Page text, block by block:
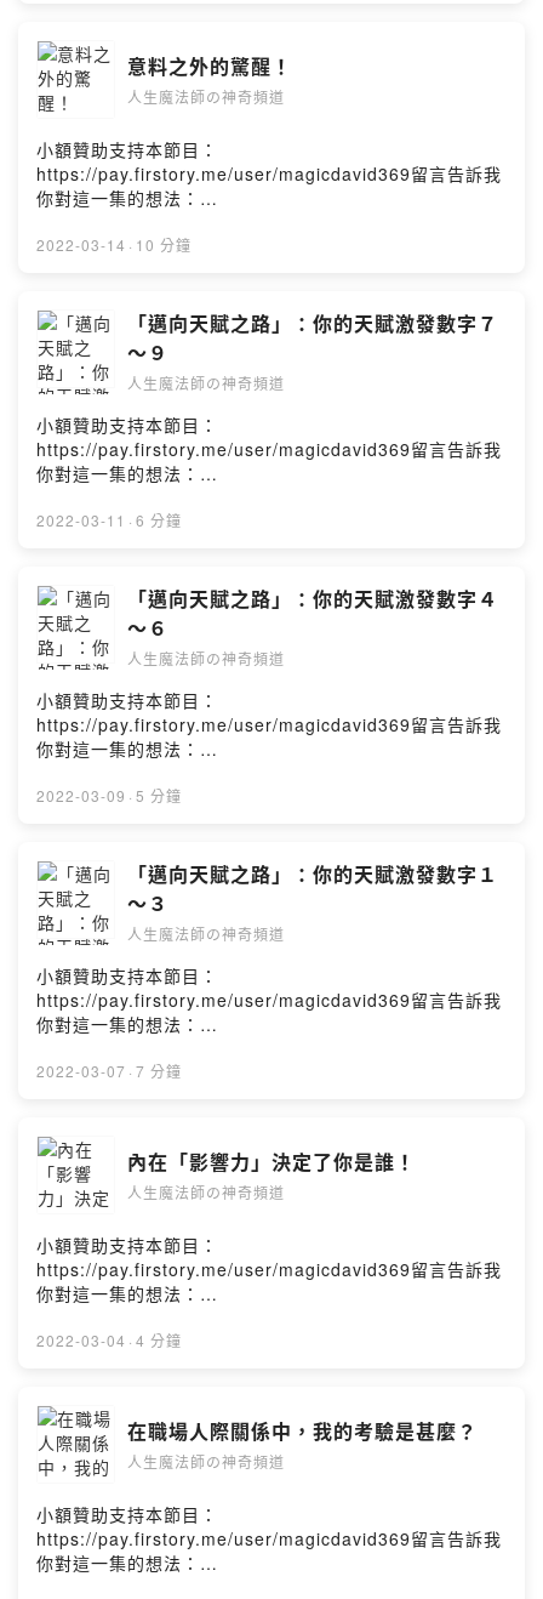
妙！
甚麼時候會播出呢？
第二季將在２０２２年的２月７星期一起改為每周一、三、五晚上播出，
歡迎下載、分享與學習喔！
如果您想要了解甚麼樣的生活困擾話題，或是關於個性的數字議題等等，
都歡迎留言給我，感謝您的參與在本頻道一起成長！
＞＞歡迎給我們回饋與交流＜＜
＊【掌舵人生 創富DNA學院】 – 「個人成長、創業轉型」諮商、教練、
培訓等教育服務：https://fortunelifedna.wordpress.com
＊加入【人生魔法師の網路學校】LINE專屬社群：
＊聯絡信箱： choudavid56@gmail.com
支持與贊助DAVID喔！「人生魔法師の神奇頻道」在每周
一、三、五的晚上七點後都可以聽到我的聲音，我們下次
節目見！Powered by Firstory Hosting
架構的整合＃影響力磁力中心：定位、信念錨定＃影響力
策略布局：行銷企劃～「從生活到商業模式的平衡」＃影
響力擴展循環：信任＞＞向心力（群聚力）＞＞品牌總結
力！」下集節目： 商業與行銷的修煉之旅「一個簡單的小
小改變，你我都可以做到的，奇蹟就是展現在每個行動之
中！」如果您覺得這集節目對你有幫助，歡迎分享給一位
請大家訂閱、下載及分享「人生魔法師の神奇頻道」，或
節目見！Powered by Firstory Hosting
意料之外的驚醒！
人生魔法師の神奇頻道
小額贊助支持本節目：
https://pay.firstory.me/user/magicdavid369留言告訴我
你對這一集的想法：
ps5/comments【人生魔法師の神奇頻道】（Magic
然的低潮，造就蛻變的開始＃電光一閃的【影響力煉金
術】＃「影響力」的架構：從自己影響自己開始＃「煉金
術」就是一條商業與行銷的修練之路總結＿ＥＮＤ行動建
議：凡事都從自己開始：「影響自己、主動實踐、散發善
意、感恩溯源！」下集節目：【影響力煉金術】三大架構
的整合「一個簡單的小小改變，你我都可以做到的，奇蹟
就是展現在每個行動之中！」如果您覺得這集節目對你有
幫助，歡迎分享給一位您關心的家人朋友，透過愛的分
享、讓你幸運滿滿！也邀請大家訂閱、下載及分享「人生
聽到我的聲音，我們下次節目見！Powered by Firstory
Hosting
2022-03-14 · 10 分鐘
「邁向天賦之路」：你的天賦激發數字７
～９
人生魔法師の神奇頻道
小額贊助支持本節目：
https://pay.firstory.me/user/magicdavid369留言告訴我
你對這一集的想法：
u1xz7?m=comment【人生魔法師の神奇頻道】（Magic
的天賦激發數字７～９當你的天賦激發數字為「７」︰7數
的人本身會追求自身的專業精進與突破，這樣的態度反而
會加速潛力伸展之外，還有機會探求到更大的機會。專注
是關鍵之外，還要多尋求不同的視野與角度讓自己可以跳
出框架並且懂得與更高層級的人請益與學習。帶著本身獨
特的反應思考讓7數的人能在學習上舉一反三，只要多些思
維與態度的多元化角度與彈性，會自我開發出更多可以深
入的潛力職能。當你的天賦激發數字為「８」︰8數的人激
發潛力的動力來自於可見、可掌握的目標與前景。8的人精
成目的所必須學習與發揮的能力，不論是人際關係、資源
連結、創造局面等等，這些都會激起個人對於細節的深
入、穩定程序的強大組織與管理能力。當你的天賦激發數
字為「９」︰9數的人擁有平衡處世與熱情，並會專注於投
用充滿耐心與毅力的精神一步一腳印的去成就藍圖，那麼
在過程中他就會把所有藍圖必須的拚圖去學習拼湊，這漸
漸的會形成了個人的博學與深入的洞悉覺察能力。於此，9
善用於世而有所貢獻。最後：在使用天賦數字去激發自己
的努力功夫之外，至少還有三個層次需要你向上經營，你
才是真正的成長茁壯、看到生命理想最終開花結果。總結
＿ＥＮＤ行動建議：旁人所見的成功的表象看似容易，背
起，ＤＡＶＩＤ將會開始分享我自己在個人創業與研發之
路上的過程與成長故事喔！因為成功確實有方法，你的方
法只有你努力過了，再透過反省歸納後，你會漸漸發覺你
改變，你我都可以做到的，奇蹟就是展現在每個行動之
請大家訂閱、下載及分享「人生魔法師の神奇頻道」，或
支持與贊助DAVID喔！「人生魔法師の神奇頻道」在每周
一、三、五的晚上七點後都可以聽到我的聲音，我們下次
2022-03-11 · 6 分鐘
「邁向天賦之路」：你的天賦激發數字４
～６
人生魔法師の神奇頻道
小額贊助支持本節目：
https://pay.firstory.me/user/magicdavid369留言告訴我
你對這一集的想法：
ks1ug?m=comment【人生魔法師の神奇頻道】（Magic
的天賦激發數字４～６當你的天賦激發數字為「４」︰4數
的人善於觀察細節與深入如何管理與穩定程序。對於理財
管理的智能上也會知悉如何善用金錢與資源，這是一個兼
具生活穩定與商業管理的人才。4也是深入思考的人才，需
要不斷的自我學習與實務操練來證明自己的存在感，同時
也會將所學到的技能不斷實驗與應用於生活實境上，不斷
改良並為自己的努力根基紮根。當你的天賦激發數字為
「５」︰5數的人充滿一個冒險好奇的心，他們擅長在建立
好或是已有的根基、基礎資源的支持下去開創新的局勢。
畏艱辛、有韌性的去完成目標。充滿好奇心與自我實現、
身負責任感的意願會是5數人的動力與激發的火石。當你的
天賦激發數字為「６」︰6數的人本身充滿熱情之外，也很
願意為了嚮往的理想或夢想而默默耕耘與紮根。這過程會
讓6的人去學習任何可以達到目的的技術與能力，最基本的
成效就是會成就6數的人本身具備著全方面生命平衡的省思
與基本思考能力。6數的人會透過不斷的付出與給予而自我
磨練，讓原本少數幾項基本拿手技能以及主要的核心能力
成為他的強項。總結＿ＥＮＤ行動建議：有序的管理與自
我成長不能懈怠，尤其是在關鍵的期間，以免功敗垂成。
天賦激發數字７～９「一個簡單的小小改變，你我都可以
做到的，奇蹟就是展現在每個行動之中！」如果您覺得這
集節目對你有幫助，歡迎分享給一位您關心的家人朋友，
透過愛的分享、讓你幸運滿滿！也邀請大家訂閱、下載及
分享「人生魔法師の神奇頻道」，或支持與贊助DAVID
喔！「人生魔法師の神奇頻道」在每周一、三、五的晚上
七點後都可以聽到我的聲音，我們下次節目見！Powered
by Firstory Hosting
2022-03-09 · 5 分鐘
「邁向天賦之路」：你的天賦激發數字１
～３
人生魔法師の神奇頻道
小額贊助支持本節目：
https://pay.firstory.me/user/magicdavid369留言告訴我
你對這一集的想法：
deab?m=comment【人生魔法師の神奇頻道】（Magic
的天賦激發數字１～３這次我們要從一個新的角度來探討
所謂的「天賦」是甚麼？我們怎樣透過自身帶來的數字能
量去激發天賦的學習？在【DNA數字動力光譜】中，天賦
的數字是來提醒當事人天賦不只是可以自由選擇與學習並
發展之外，還會隨著環境因素、個人因勢利導、潛意識能
力探索等等要素而變化成長的。天賦的發掘不一定立即可
Ａ君是１９８９年生的，則１＋９＋８＋９＝２７＝２＋
的天賦激發數字為「１」︰1數的人行動優先的領導者，也
是引領先驅的獨行者。對於想要做的事必以行動實踐為前
提，然後再透過不斷的學習與修正讓自己更進入狀況。1數
際、可以靈活應用，這天賦的激發所乘的技術能力就會成
為1數的人本身貼身技能。當你的天賦激發數字為「２」︰
2數的人對於有興趣的學習會先透過不斷的模仿與深入剖析
2022-03-07 · 7 分鐘
內在「影響力」決定了你是誰！
人生魔法師の神奇頻道
小額贊助支持本節目：
https://pay.firstory.me/user/magicdavid369留言告訴我
你對這一集的想法：
p7q6?m=comment【人生魔法師の神奇頻道】（Magic
你是誰！「影響力」是先從影響自己開始的！人要先有影
響自己的先行能力，才談得上去擴散影響力到環境人事往
更好的發展。甚麼是「自我影響力」？其實就是對於自我
帶著恐懼前進，那就具備有基本勇氣，只要願意繼續前
進，恐懼不見得會消失，但卻為自己先打了場心靈勝仗！
二十多年來到現在，我上台講課或演講還是會緊張，但我
2022-03-04 · 4 分鐘
在職場人際關係中，我的考驗是甚麼？
人生魔法師の神奇頻道
小額贊助支持本節目：
https://pay.firstory.me/user/magicdavid369留言告訴我
你對這一集的想法：